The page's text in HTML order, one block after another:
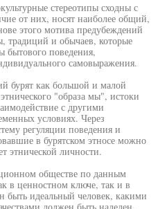
стереотипы сходны с
от них, носят наиболее общий,
этого мотива предубеждений
традиций и обычаев, которые
бытового поведения,
самовыражения.
бурят как большой и малой
"образа мы", истоки
с другими
условиях. Через
регуляции поведения и
в бурятском этносе можно
этнической личности.
обществе по данным
в ценностном ключе, так и в
идеальный человек, какими